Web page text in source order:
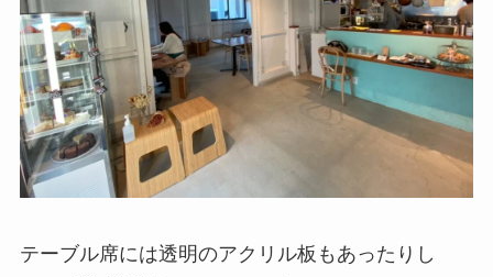
テーブル席には透明のアクリル板もあったりし